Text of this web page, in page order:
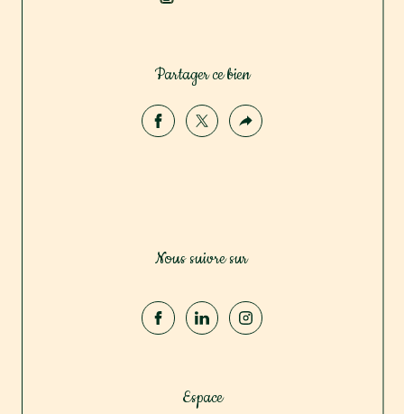
Partager ce bien
Nous suivre sur
Espace